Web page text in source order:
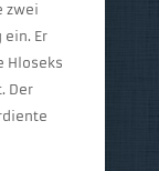
zwei
Er
Hloseks
Der